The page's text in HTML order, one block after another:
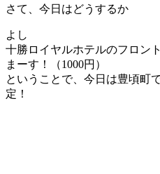
さて、今日はどうするか
よし
十勝ロイヤルホテルのフロン
まーす！（1000円）
ということで、今日は豊頃町
定！